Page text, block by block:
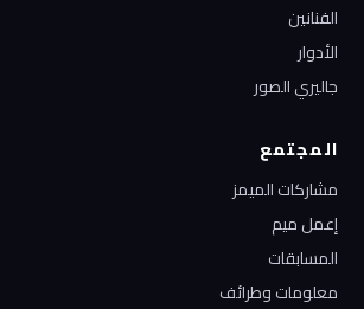
الفنانين
الأدوار
جاليري الصور
المجتمع
مشاركات الميمز
إعمل ميم
المسابقات
معلومات وطرائف